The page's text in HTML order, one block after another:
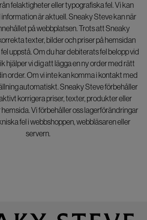
felaktigheter eller typografiska fel. Vi kan
är aktuell. Sneaky Steve kan när
på webbplatsen. Trots att Sneaky
texter, bilder och priser på hemsidan
uppstå. Om du har debiterats fel belopp vid
hjälper vi dig att lägga en ny order med rätt
order. Om vi inte kan komma i kontakt med
automatiskt. Sneaky Steve förbehåller
korrigera priser, texter, produkter eller
hemsida. Vi förbehåller oss lagerförändringar
fel i webbshoppen, webbläsaren eller
servern.